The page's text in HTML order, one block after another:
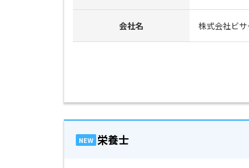
会社名 株式会社ビサ
NEW 栄養士